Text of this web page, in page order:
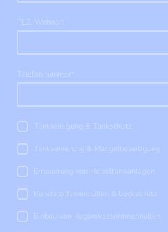
PLZ, Wohnort
Telefonnummer *
Tankreinigung & Tankschutz
Tanksanierung & Mängelbeseitigung
Erneuerung von Heizöltankanlagen
Kunststoffinnenhüllen & Leckschutz
Einbau von Regenwasserinnenhüllen